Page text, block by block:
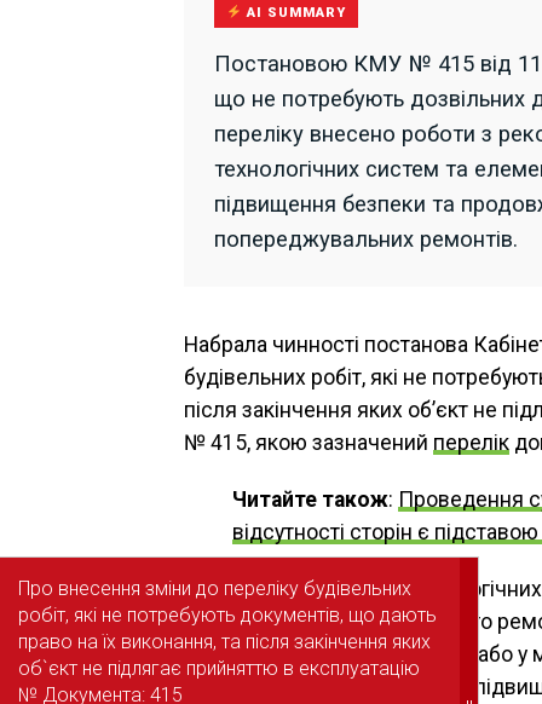
AI SUMMARY
Постановою КМУ № 415 від
що не потребують дозвільних
переліку внесено роботи з
технологічних систем та
підвищення безпеки та
попереджувальних ремонтів.
Набрала чинності постанова
будівельних робіт, які не
після закінчення яких об’єкт не
№ 415, якою зазначений перелік
Читайте також: Проведення
відсутності сторін є
– заміна обладнання,
реконструкції або капітального
попереджувальних ремонтів або у
радіаційної безпеки з метою
Про внесення зміни до переліку будівельних
робіт, які не потребують документів, що дають
право на їх виконання, та після закінчення яких
об`єкт не підлягає прийняттю в експлуатацію
№ Документа: 415
Про внесення зміни до переліку будівельних
робіт, які не потребують документів, що дають
право на їх виконання, та після закінчення яких
об`єкт не підлягає прийняттю в експлуатацію
№ Документа: 415